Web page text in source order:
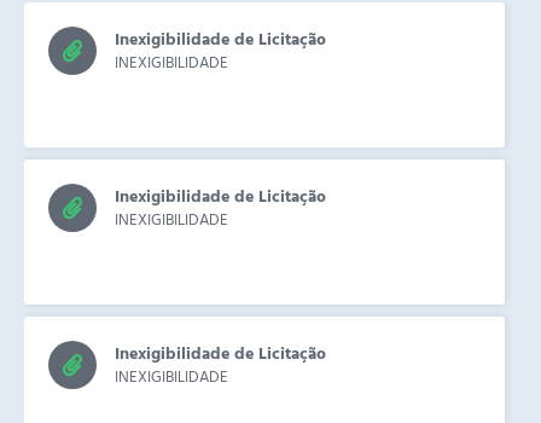
Inexigibilidade de Licitação
INEXIGIBILIDADE
Inexigibilidade de Licitação
INEXIGIBILIDADE
Inexigibilidade de Licitação
INEXIGIBILIDADE